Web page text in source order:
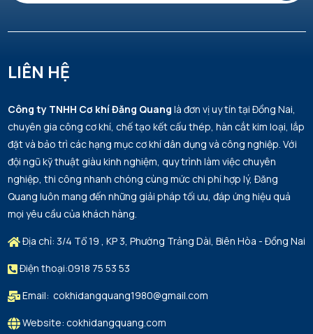
LIÊN HỆ
Công ty TNHH Cơ khí Đăng Quang là đơn vị uy tín tại Đồng Nai,
chuyên gia công cơ khí, chế tạo kết cấu thép, hàn cắt kim loại, lắp
đặt và bảo trì các hạng mục cơ khí dân dụng và công nghiệp. Với
đội ngũ kỹ thuật giàu kinh nghiệm, quy trình làm việc chuyên
nghiệp, thi công nhanh chóng cùng mức chi phí hợp lý, Đăng
Quang luôn mang đến những giải pháp tối ưu, đáp ứng hiệu quả
mọi yêu cầu của khách hàng.
Địa chỉ: 3/4 Tổ 19 , KP 3, Phường Trảng Dài, Biên Hòa - Đồng Nai
Điện thoại:0918 75 53 53
Email: cokhidangquang1980@gmail.com
Website: cokhidangquang.com